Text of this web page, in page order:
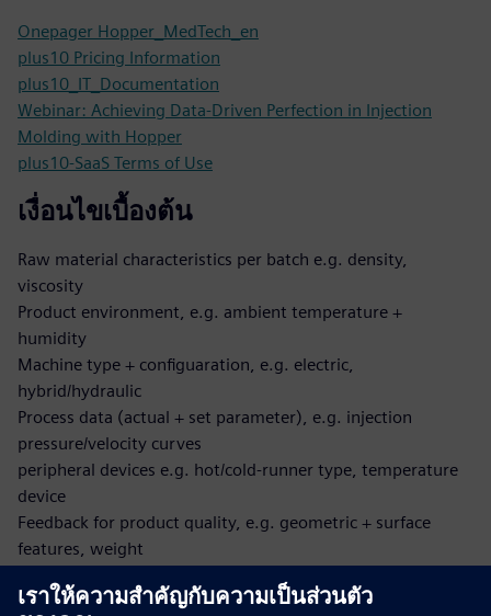
Onepager Hopper_MedTech_en
plus10 Pricing Information
plus10_IT_Documentation
Webinar: Achieving Data-Driven Perfection in Injection
Molding with Hopper
plus10-SaaS Terms of Use
เงื่อนไขเบื้องต้น
Raw material characteristics per batch e.g. density,
viscosity
Product environment, e.g. ambient temperature +
humidity
Machine type + configuaration, e.g. electric,
hybrid/hydraulic
Process data (actual + set parameter), e.g. injection
pressure/velocity curves
peripheral devices e.g. hot/cold-runner type, temperature
device
Feedback for product quality, e.g. geometric + surface
features, weight
boundaries